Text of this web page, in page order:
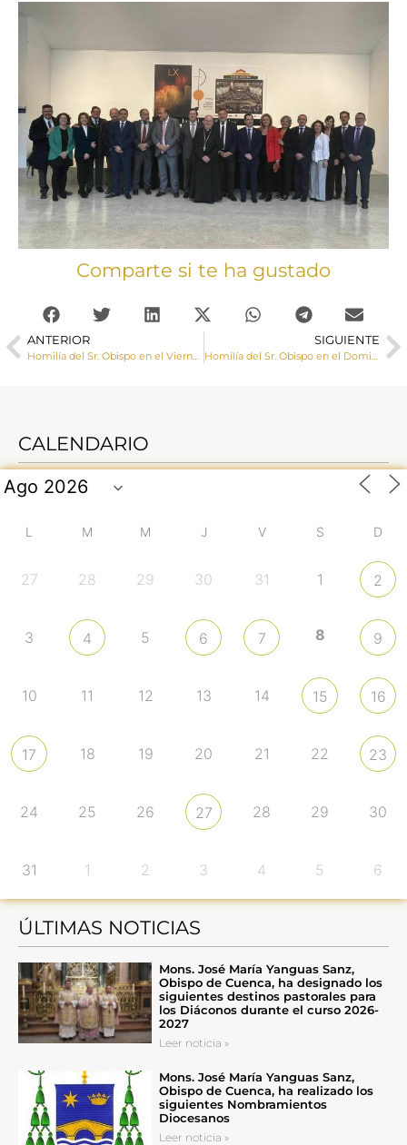
Comparte si te ha gustado
ANTERIOR SIGUIENTE
CALENDARIO
L M M J V S D
27 28 29 30 31 1 2
3 4 5 6 7 8 9
10 11 12 13 14 15 16
17 18 19 20 21 22 23
24 25 26 27 28 29 30
31 1 2 3 4 5 6
ÚLTIMAS NOTICIAS
Mons. José María Yanguas Sanz,
Obispo de Cuenca, ha designado los
siguientes destinos pastorales para
los Diáconos durante el curso 2026-
2027
Leer noticia »
Mons. José María Yanguas Sanz,
Obispo de Cuenca, ha realizado los
siguientes Nombramientos
Diocesanos
Leer noticia »